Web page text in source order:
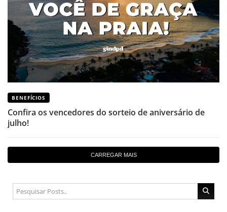
BENEFÍCIOS
Confira os vencedores do sorteio de aniversário de
julho!
CARREGAR MAIS